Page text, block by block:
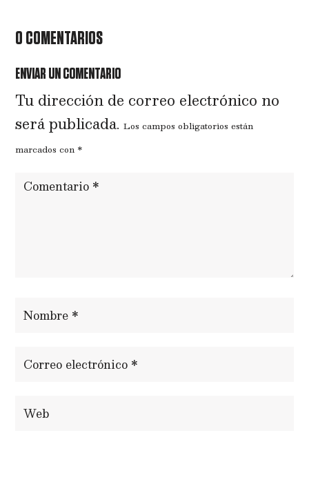
0 COMENTARIOS
ENVIAR UN COMENTARIO
Tu dirección de correo electrónico no
será publicada. Los campos obligatorios están
marcados con *